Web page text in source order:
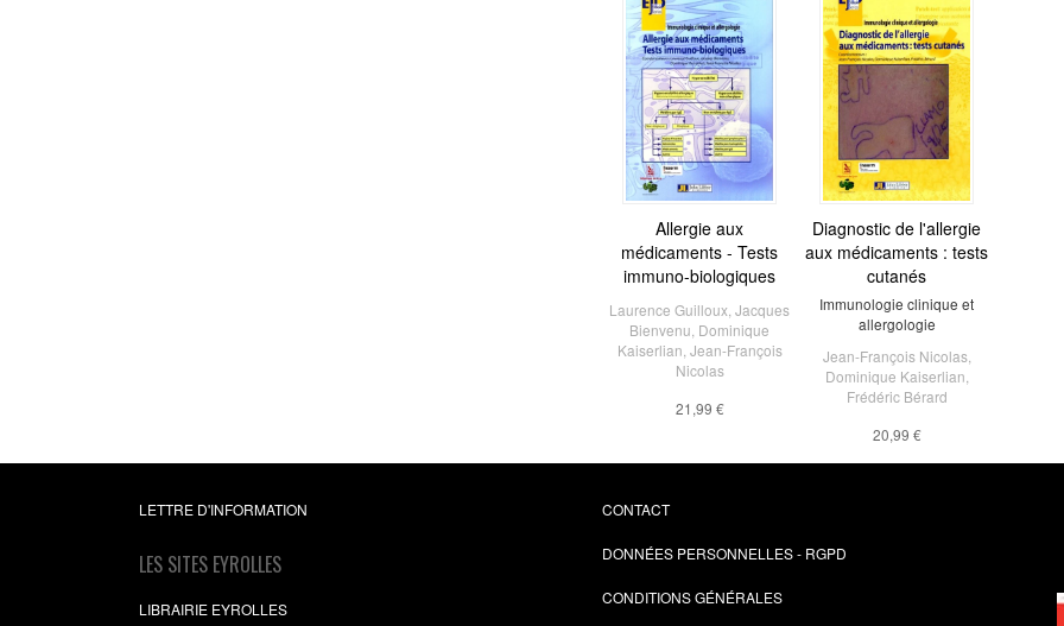
Allergie aux
médicaments - Tests
immuno-biologiques
Laurence Guilloux Jacques
Bienvenu Dominique
Kaiserlian Jean-François
Nicolas
21,99 €
Diagnostic de l'allergie
aux médicaments : tests
cutanés
Immunologie clinique et
allergologie
Jean-François Nicolas,
Dominique Kaiserlian
Frédéric Bérard
20,99 €
LETTRE D'INFORMATION
LES SITES EYROLLES
LIBRAIRIE EYROLLES
CONTACT
DONNÉES PERSONNELLES - RGPD
CONDITIONS GÉNÉRALES